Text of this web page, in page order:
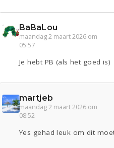
BaBaLou
maandag 2 maart 2026 om
05:57
Je hebt PB (als het goed is)
martjeb
maandag 2 maart 2026 om
08:52
Yes gehad leuk om dit